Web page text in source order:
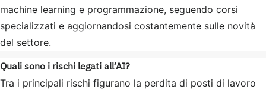
machine learning e programmazione, seguendo corsi
specializzati e aggiornandosi costantemente sulle novità
del settore.
Quali sono i rischi legati all’AI?
Tra i principali rischi figurano la perdita di posti di lavoro